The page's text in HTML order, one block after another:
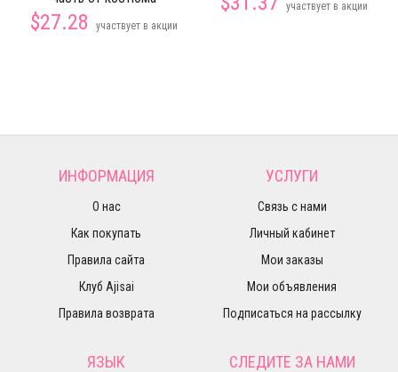
$27.28 участвует в акции
участвует в акции
ИНФОРМАЦИЯ
О нас
Как покупать
Правила сайта
Клуб Ajisai
Правила возврата
УСЛУГИ
Связь с нами
Личный кабинет
Мои заказы
Мои объявления
Подписаться на рассылку
ЯЗЫК СЛЕДИТЕ ЗА НАМИ